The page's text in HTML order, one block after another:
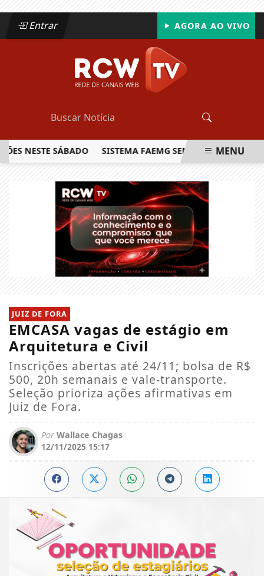
Entrar AGORA AO VIVO
SÁBADO SISTEMA FAEMG SENAR LANÇA OMENU
JUIZ DE FORA
EMCASA vagas de estágio em
Arquitetura e Civil
Inscrições abertas até 24/11; bolsa de R$
500, 20h semanais e vale-transporte.
Seleção prioriza ações afirmativas em
Juiz de Fora.
Por Wallace Chagas
12/11/2025 15:17